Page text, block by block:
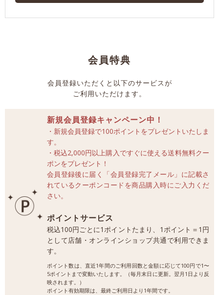
会員特典
会員登録いただくと以下のサービスが
ご利用いただけます。
新規会員登録キャンペーン中！
・新規会員登録で100ポイントをプレゼントいたしま
す。
・税込2,000円以上購入ですぐに使える送料無料クー
ポンをプレゼント！
会員登録後に届く「会員登録完了メール」に記載さ
れているクーポンコードを商品購入時にご入力くだ
さい。
ポイントサービス
税込100円ごとに1ポイントたまり、1ポイント＝1円
として店舗・オンラインショップ共通で利用できま
す。
ポイント数は、直近1年間のご利用回数と金額に応じて100円で1〜
5ポイントまで変動いたします。（毎月末日に更新。翌月1日より反
映されます。）
ポイント有効期限は、最終ご利用日より1年間です。